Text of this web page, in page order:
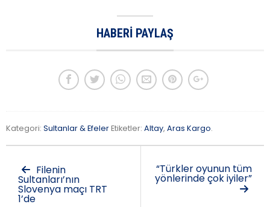
HABERI PAYLAŞ
Kategori: Sultanlar & EfelerEtiketler: Altay, Aras Kargo.
Filenin
Sultanları’nın
Slovenya maçı TRT
1’de
“Türkler oyunun tüm
yönlerinde çok iyiler”